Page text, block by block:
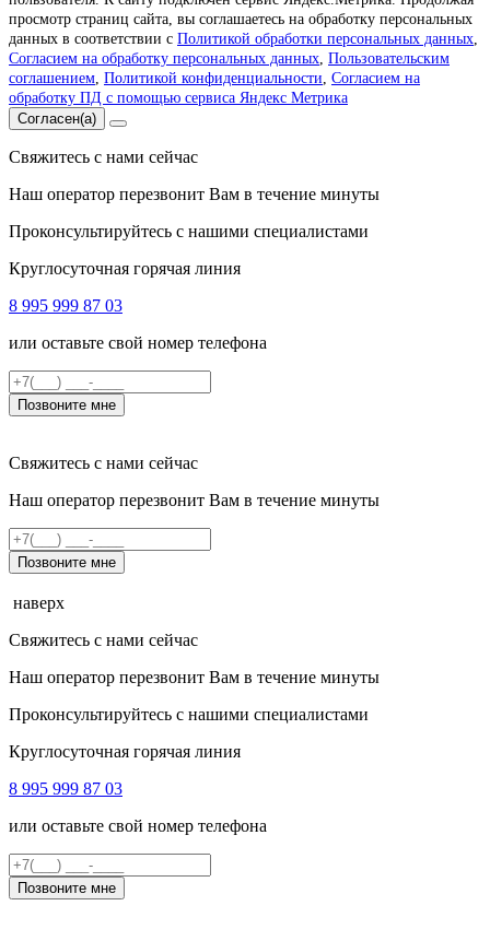
просмотр страниц сайта, вы соглашаетесь на обработку персональных
данных в соответствии с Политикой обработки персональных данных
Согласием на обработку персональных данных Пользовательским
соглашением Политикой конфиденциальности Согласием на
обработку ПД с помощью сервиса Яндекс Метрика
Согласен(а)
Свяжитесь с нами сейчас
Наш оператор перезвонит Вам в течение минуты
Проконсультируйтесь с нашими специалистами
Круглосуточная горячая линия
8 995 999 87 03
или оставьте свой номер телефона
Позвоните мне
Свяжитесь с нами сейчас
Наш оператор перезвонит Вам в течение минуты
Позвоните мне
наверх
Свяжитесь с нами сейчас
Наш оператор перезвонит Вам в течение минуты
Проконсультируйтесь с нашими специалистами
Круглосуточная горячая линия
8 995 999 87 03
или оставьте свой номер телефона
Позвоните мне